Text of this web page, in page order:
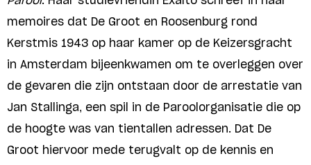
memoires dat De Groot en Roosenburg rond
Kerstmis 1943 op haar kamer op de Keizersgracht
in Amsterdam bijeenkwamen om te overleggen over
de gevaren die zijn ontstaan door de arrestatie van
Jan Stallinga, een spil in de Paroolorganisatie die op
de hoogte was van tientallen adressen. Dat De
Groot hiervoor mede terugvalt op de kennis en